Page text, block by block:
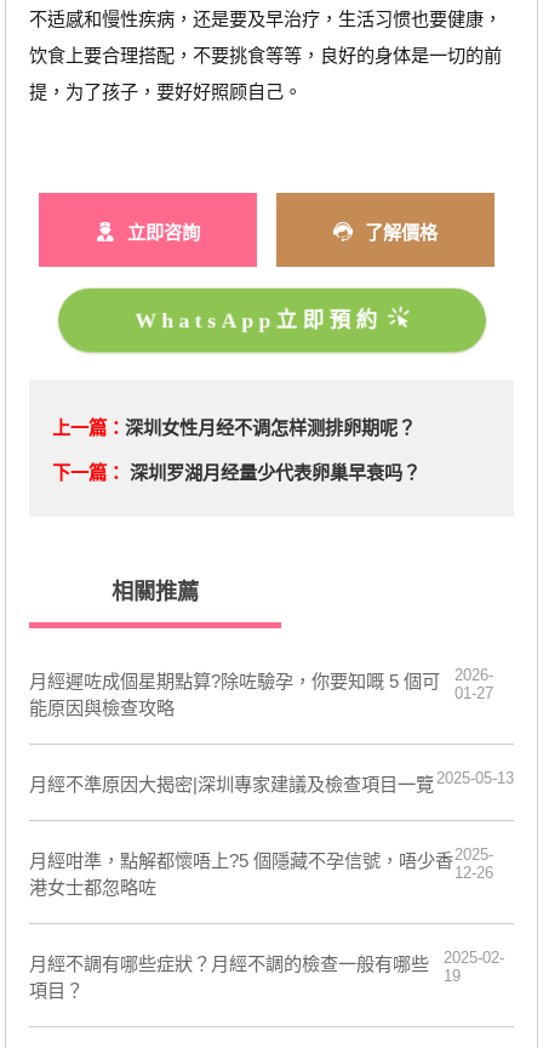
不适感和慢性疾病，还是要及早治疗，生活习惯也要健康，
饮食上要合理搭配，不要挑食等等，良好的身体是一切的前
提，为了孩子，要好好照顾自己。
立即咨詢 了解價格
WhatsApp立即預約
上一篇： 深圳女性月经不调怎样测排卵期呢？
下一篇： 深圳罗湖月经量少代表卵巢早衰吗？
相關推薦
月經遲咗成個星期點算?除咗驗孕，你要知嘅 5 個可
能原因與檢查攻略
2026-
01-27
月經不準原因大揭密|深圳專家建議及檢查項目一覽 2025-05-13
月經咁準，點解都懷唔上?5 個隱藏不孕信號，唔少香
港女士都忽略咗
2025-
12-26
月經不調有哪些症狀？月經不調的檢查一般有哪些
項目？
2025-02-
19